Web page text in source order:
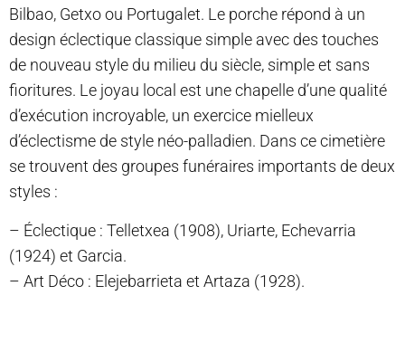
Bilbao, Getxo ou Portugalet. Le porche répond à un
design éclectique classique simple avec des touches
de nouveau style du milieu du siècle, simple et sans
fioritures. Le joyau local est une chapelle d’une qualité
d’exécution incroyable, un exercice mielleux
d’éclectisme de style néo-palladien. Dans ce cimetière
se trouvent des groupes funéraires importants de deux
styles :
– Éclectique : Telletxea (1908), Uriarte, Echevarria
(1924) et Garcia.
– Art Déco : Elejebarrieta et Artaza (1928).